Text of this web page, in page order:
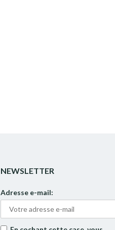
NEWSLETTER
Adresse e-mail: